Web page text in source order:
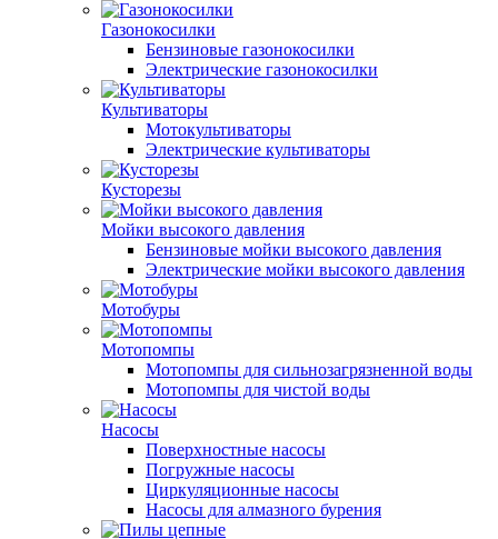
Газонокосилки
Бензиновые газонокосилки
Электрические газонокосилки
Культиваторы
Мотокультиваторы
Электрические культиваторы
Кусторезы
Мойки высокого давления
Бензиновые мойки высокого давления
Электрические мойки высокого давления
Мотобуры
Мотопомпы
Мотопомпы для сильнозагрязненной воды
Мотопомпы для чистой воды
Насосы
Поверхностные насосы
Погружные насосы
Циркуляционные насосы
Насосы для алмазного бурения